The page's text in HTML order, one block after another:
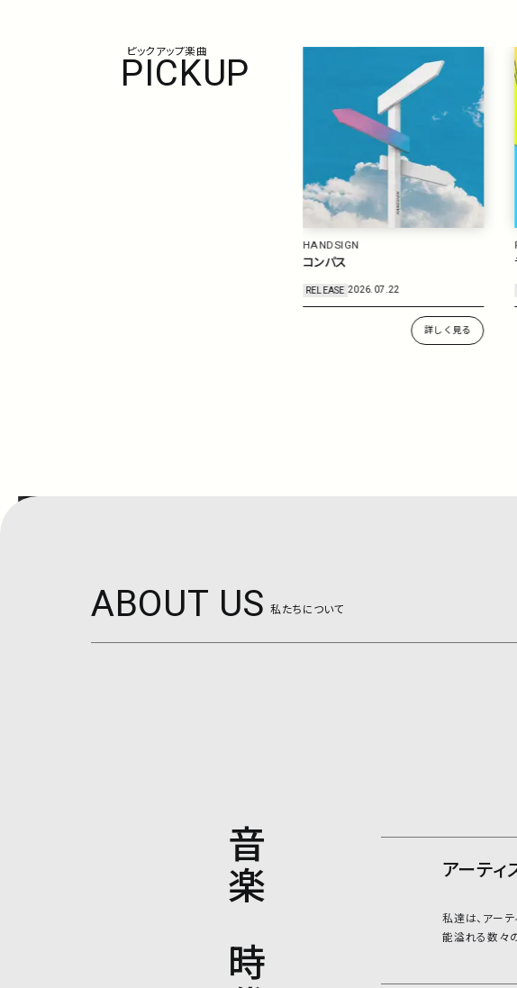
PICKUP
ピックアップ楽曲
Furui Riho
ラッキー
RELEASE 2026.07.08
詳しく見る
ABOUT US 私たちについて
音楽 アーティ
私達は、アー
能溢れる数々